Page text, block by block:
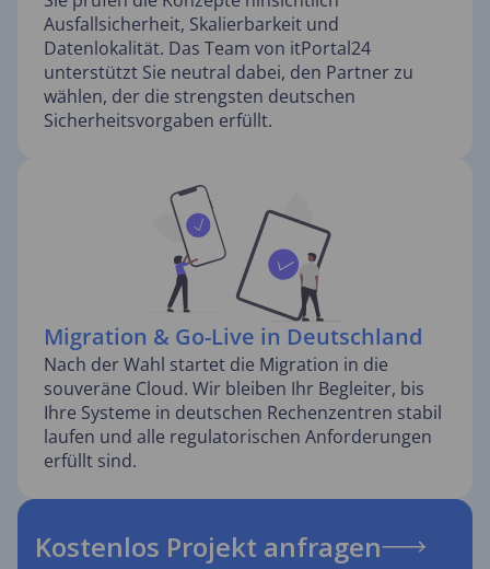
Ausfallsicherheit, Skalierbarkeit und
Datenlokalität. Das Team von itPortal24
unterstützt Sie neutral dabei, den Partner zu
wählen, der die strengsten deutschen
Sicherheitsvorgaben erfüllt.
Migration & Go-Live in Deutschland
Nach der Wahl startet die Migration in die
souveräne Cloud. Wir bleiben Ihr Begleiter, bis
Ihre Systeme in deutschen Rechenzentren stabil
laufen und alle regulatorischen Anforderungen
erfüllt sind.
Kostenlos Projekt anfragen